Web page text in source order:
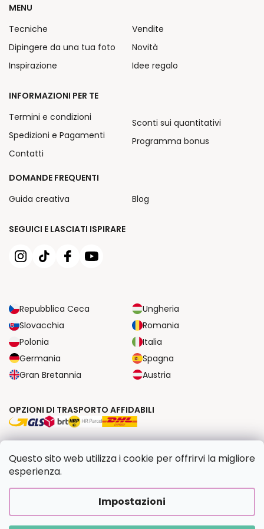
Questo sito web utilizza i cookie per offrirvi la migliore
esperienza.
Impostazioni
SEGUICI E LASCIATI ISPIRARE
Repubblica Ceca
Ungheria
Slovacchia
Romania
Polonia
Italia
Germania
Spagna
Gran Bretannia
Austria
MENU
Tecniche
Dipingere da una tua foto
Inspirazione
Vendite
Novità
Idee regalo
INFORMAZIONI PER TE
Termini e condizioni
Spedizioni e Pagamenti
Contatti
Sconti sui quantitativi
Programma bonus
DOMANDE FREQUENTI
Guida creativa
Blog
OPZIONI DI TRASPORTO AFFIDABILI
Creato da Shoptet Premium|UpraviloFV STUDIO
Copyright 2026Dipingilo.it. Tutti i diritti riservati.